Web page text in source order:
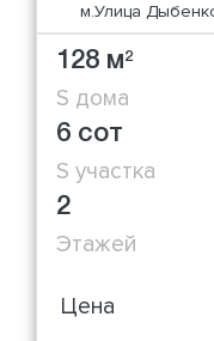
м.Улица
128 м2
S дома
6 сот
S участка
2
Этажей
Цена